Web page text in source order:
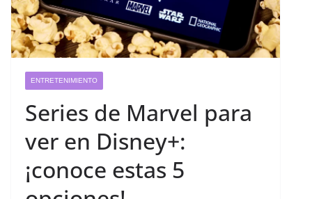
ENTRETENIMIENTO
Series de Marvel para
ver en Disney+:
¡conoce estas 5